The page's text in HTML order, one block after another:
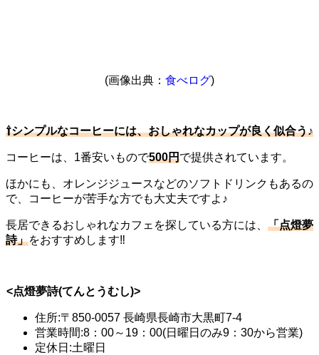
(画像出典： 食べログ)
⇧シンプルなコーヒーには、おしゃれなカップが良く似合う♪
コーヒーは、1番安いもので500円で提供されています。
ほかにも、オレンジジュースなどのソフトドリンクもあるの
で、コーヒーが苦手な方でも大丈夫ですよ♪
長居できるおしゃれなカフェを探している方には、 「点燈夢
詩」をおすすめします‼
<点燈夢詩(てんとうむし)>
住所:〒850-0057 長崎県長崎市大黒町7-4
営業時間:8：00～19：00(日曜日のみ9：30から営業)
定休日:土曜日